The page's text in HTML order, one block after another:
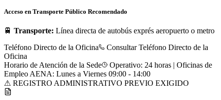
Acceso en Transporte Público Recomendado
🚆 Transporte: Línea directa de autobús exprés aeropuerto o metro
Teléfono Directo de la Oficina
Consultar Teléfono Directo de la
Oficina
Horario de Atención de la Sede
Operativo: 24 horas | Oficinas de
Empleo AENA: Lunes a Viernes 09:00 - 14:00
⚠ REGISTRO ADMINISTRATIVO PREVIO EXIGIDO